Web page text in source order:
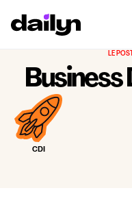
LE
Business
CDI